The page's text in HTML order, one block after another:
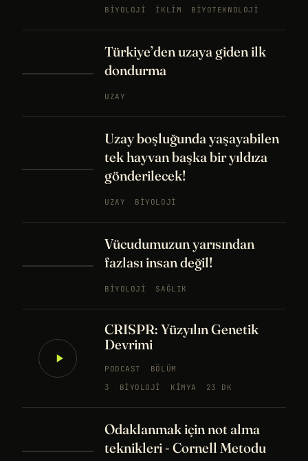
BIYOLOJI İKLIM BIYOTEKNOLOJI
Türkiye’den uzaya giden ilk
dondurma
UZAY
Uzay boşluğunda yaşayabilen
tek hayvan başka bir yıldıza
gönderilecek!
UZAY BIYOLOJI
Vücudumuzun yarısından
fazlası insan değil!
BIYOLOJI SAĞLIK
CRISPR: Yüzyılın Genetik
Devrimi
PODCAST
BÖLÜM
3
BIYOLOJI KIMYA 23 DK
Odaklanmak için not alma
teknikleri - Cornell Metodu